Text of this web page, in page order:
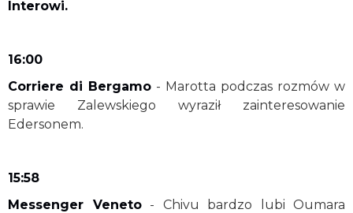
Interowi.
16:00
Corriere di Bergamo - Marotta podczas rozmów w
sprawie Zalewskiego wyraził zainteresowanie
Edersonem.
15:58
Messenger Veneto- Chivu bardzo lubi Oumara